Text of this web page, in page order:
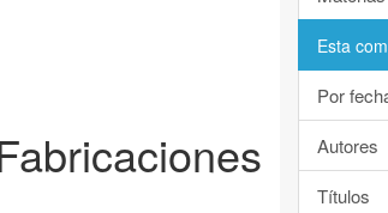
Esta
Por
Autores
Títulos